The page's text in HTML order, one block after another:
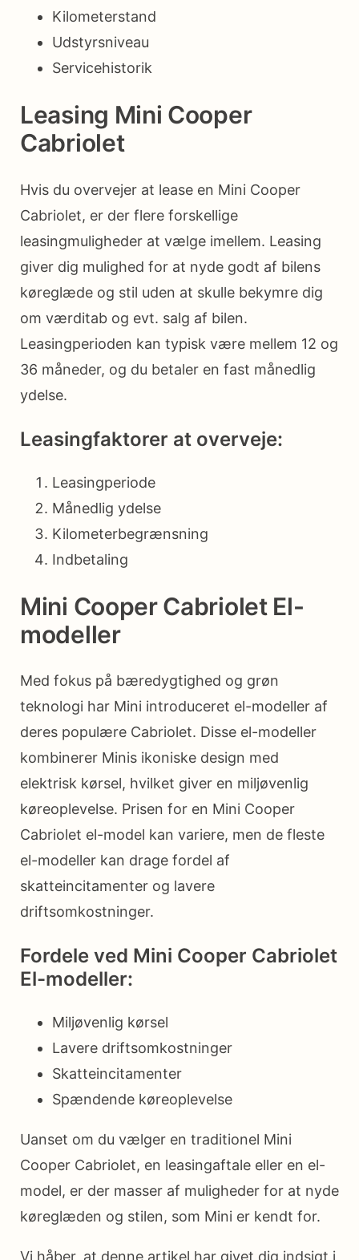
Kilometerstand
Udstyrsniveau
Servicehistorik
Leasing Mini Cooper
Cabriolet
Hvis du overvejer at lease en Mini Cooper
Cabriolet, er der flere forskellige
leasingmuligheder at vælge imellem. Leasing
giver dig mulighed for at nyde godt af bilens
køreglæde og stil uden at skulle bekymre dig
om værditab og evt. salg af bilen.
Leasingperioden kan typisk være mellem 12 og
36 måneder, og du betaler en fast månedlig
ydelse.
Leasingfaktorer at overveje:
Leasingperiode
Månedlig ydelse
Kilometerbegrænsning
Indbetaling
Mini Cooper Cabriolet El-
modeller
Med fokus på bæredygtighed og grøn
teknologi har Mini introduceret el-modeller af
deres populære Cabriolet. Disse el-modeller
kombinerer Minis ikoniske design med
elektrisk kørsel, hvilket giver en miljøvenlig
køreoplevelse. Prisen for en Mini Cooper
Cabriolet el-model kan variere, men de fleste
el-modeller kan drage fordel af
skatteincitamenter og lavere
driftsomkostninger.
Fordele ved Mini Cooper Cabriolet
El-modeller:
Miljøvenlig kørsel
Lavere driftsomkostninger
Skatteincitamenter
Spændende køreoplevelse
Uanset om du vælger en traditionel Mini
Cooper Cabriolet, en leasingaftale eller en el-
model, er der masser af muligheder for at nyde
køreglæden og stilen, som Mini er kendt for.